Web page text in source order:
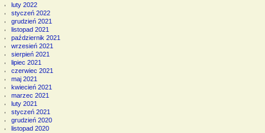
luty 2022
styczeń 2022
grudzień 2021
listopad 2021
październik 2021
wrzesień 2021
sierpień 2021
lipiec 2021
czerwiec 2021
maj 2021
kwiecień 2021
marzec 2021
luty 2021
styczeń 2021
grudzień 2020
listopad 2020